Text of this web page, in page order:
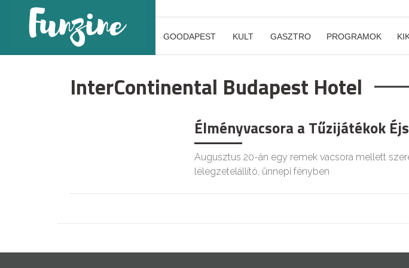
GOODAPEST KULT GASZTRO PROGRAMOK
InterContinental Budapest Hotel
Élményvacsora a Tűzijátékok
Augusztus 20-án egy remek vacsora mellett
lélegzetelállító, ünnepi fényben